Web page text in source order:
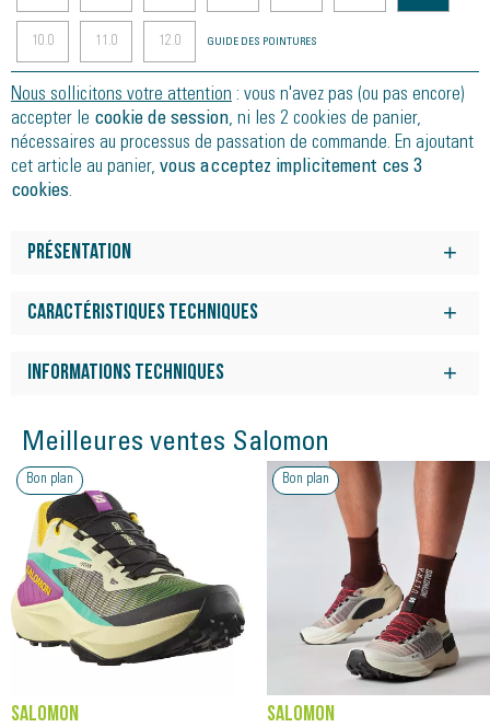
10.0 11.0 12.0 GUIDE DES POINTURES
Nous sollicitons votre attention : vous n'avez pas (ou pas encore)
accepter le cookie de session, ni les 2 cookies de panier,
nécessaires au processus de passation de commande. En ajoutant
cet article au panier, vous acceptez implicitement ces 3
cookies.
Présentation
un fit durable semblable à celui d'une chaussette. La semelle
externe Contagrip® permet d'enchaîner les kilomètres.
Caractéristiques techniques
conservé ce qui fait de cette chaussure un best-seller en
%.
Informations techniques
Surface :
Chemin, Trail
Drop :
Meilleures ventes Salomon
Bon plan
SALOMON
Bon plan
SALOMON